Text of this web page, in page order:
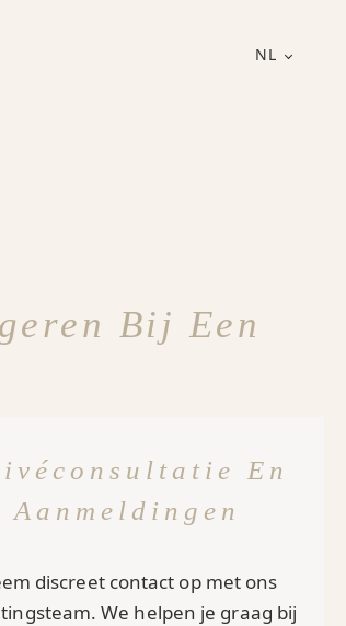
NL
Bij Een
En
Aanmeldingen
discreet contact op met ons
We helpen je graag bij